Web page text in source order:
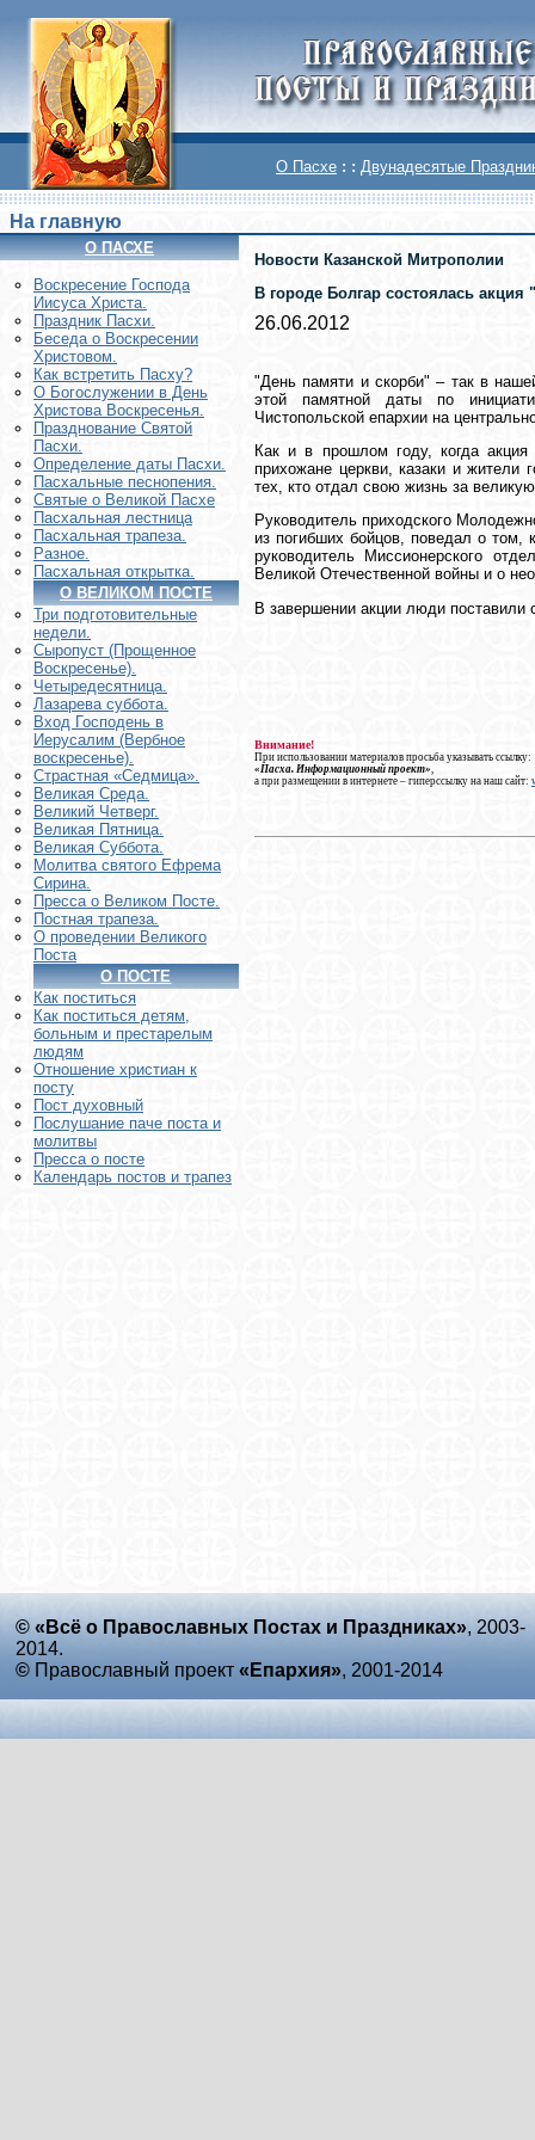
О Пасхе : : Двунадесятые
На главную
О ПАСХЕ
Воскреcение Господа
Иисуса Христа.
Праздник Пасхи.
Беседа о Воскресении
Христовом.
Как встретить Пасху?
О Богослужении в День
Христова Воскресенья.
Празднование Святой
Пасхи.
Определение даты Пасхи.
Пасхальные песнопения.
Святые о Великой Пасхе
Пасхальная лестница
Пасхальная трапеза.
Разное.
Пасхальная открытка.
О ВЕЛИКОМ ПОСТЕ
Три подготовительные
недели.
Сыропуст (Прощенное
Воскресенье).
Четыредесятница.
Лазарева суббота.
Вход Господень в
Иерусалим (Вербное
воскресенье).
Страстная «Седмица».
Великая Среда.
Великий Четверг.
Великая Пятница.
Великая Суббота.
Молитва святого Ефрема
Сирина.
Пресса о Великом Посте.
Постная трапеза.
О проведении Великого
Поста
О ПОСТЕ
Как поститься
Как поститься детям,
больным и престарелым
людям
Отношение христиан к
посту
Пост духовный
Послушание паче поста и
молитвы
Пресса о посте
Календарь постов и трапез
Новости Казанской Митрополии
В городе Болгар состоялась
26.06.2012
"День памяти и скорби" – так в
этой памятной даты по
Чистопольской епархии на
Как и в прошлом году, когда
прихожане церкви, казаки и
тех, кто отдал свою жизнь за
Руководитель приходского
из погибших бойцов, поведал о том,
руководитель Миссионерского
Великой Отечественной войны и о
В завершении акции люди поставили
Внимание!
При использовании материалов просьба указывать ссылку:
«Пасха. Информационный проект»
а при размещении в интернете – гиперссылку на наш сайт:
© «Всё о Православных Постах и Праздниках», 2003-
2014.
© Православный проект «Епархия», 2001-2014